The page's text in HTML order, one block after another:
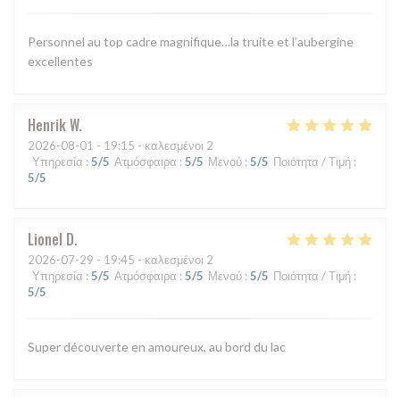
Personnel au top cadre magnifique…la truite et l’aubergine
excellentes
HenrikW
2026-08-01 - 19:15 - καλεσμένοι 2
Υπηρεσία : 5/5 Ατμόσφαιρα : 5/5 Μενού : 5/5 Ποιότητα / Τιμή :
5/5
Lionel D
2026-07-29 - 19:45 - καλεσμένοι 2
Υπηρεσία : 5/5 Ατμόσφαιρα : 5/5 Μενού : 5/5 Ποιότητα / Τιμή :
5/5
Super découverte en amoureux, au bord du lac